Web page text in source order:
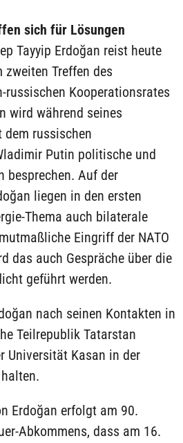
sich für Lösungen
Tayyip Erdoğan reist heute
zweiten Treffen des
russischen Kooperationsrates
wird während seines
dem russischen
Putin politische und
besprechen. Auf der
liegen in den ersten
Thema auch bilaterale
Eingriff der NATO
das auch Gespräche über die
geführt werden.
nach seinen Kontakten in
Teilrepublik Tatarstan
Universität Kasan in der
Erdoğan erfolgt am 90.
Abkommens, dass am 16.